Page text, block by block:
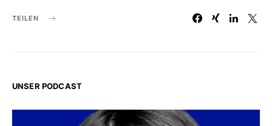
TEILEN
UNSER PODCAST